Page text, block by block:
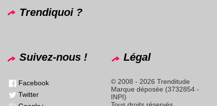
Trendiquoi ?
Suivez-nous !
Facebook
Twitter
Légal
© 2008 - 2026 Trenditude
Marque déposée (3732854 -
INPI)